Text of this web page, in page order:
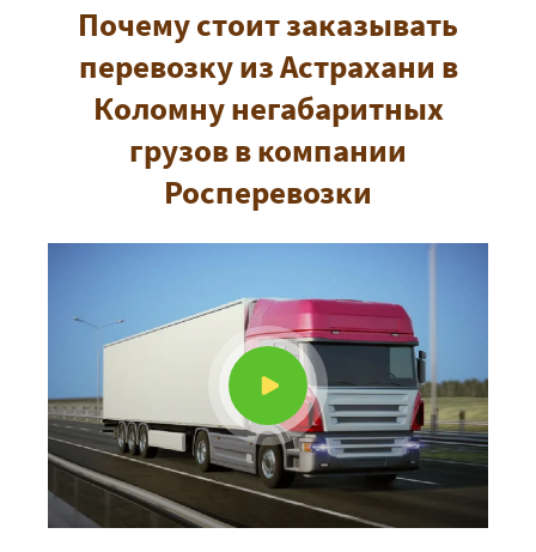
Почему стоит заказывать
перевозку из Астрахани в
Коломну негабаритных
грузов в компании
Росперевозки